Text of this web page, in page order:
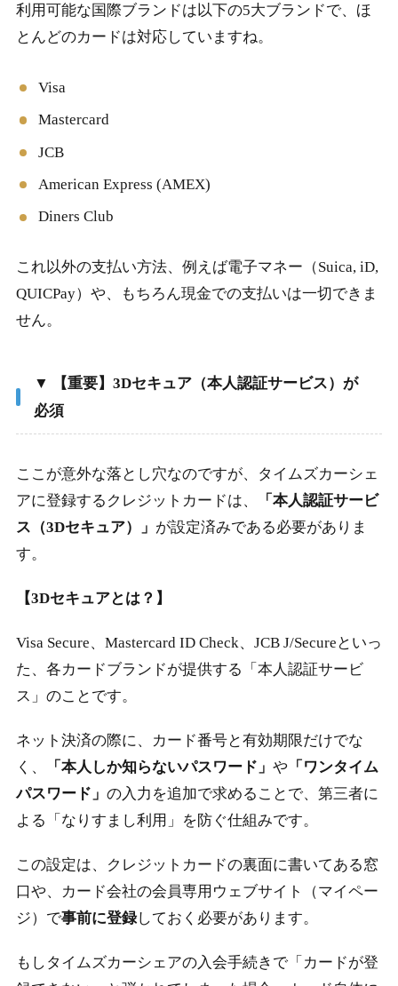
利用可能な国際ブランドは以下の5大ブランドで、ほ
とんどのカードは対応していますね。
Visa
Mastercard
JCB
American Express (AMEX)
Diners Club
これ以外の支払い方法、例えば電子マネー（Suica, iD,
QUICPay）や、もちろん現金での支払いは一切できま
せん。
▼ 【重要】3Dセキュア（本人認証サービス）が
必須
ここが意外な落とし穴なのですが、タイムズカーシェ
アに登録するクレジットカードは、
「本人認証サービ
ス（3Dセキュア）」 が設定済みである必要がありま
す。
【3Dセキュアとは？】
Visa Secure、Mastercard ID Check、JCB J/Secureといっ
た、各カードブランドが提供する「本人認証サービ
ス」のことです。
ネット決済の際に、カード番号と有効期限だけでな
く、
「本人しか知らないパスワード」 や「ワンタイム
パスワード」 の入力を追加で求めることで、第三者に
よる「なりすまし利用」を防ぐ仕組みです。
この設定は、クレジットカードの裏面に書いてある窓
口や、カード会社の会員専用ウェブサイト（マイペー
ジ）で事前に登録しておく必要があります。
もしタイムズカーシェアの入会手続きで「カードが登